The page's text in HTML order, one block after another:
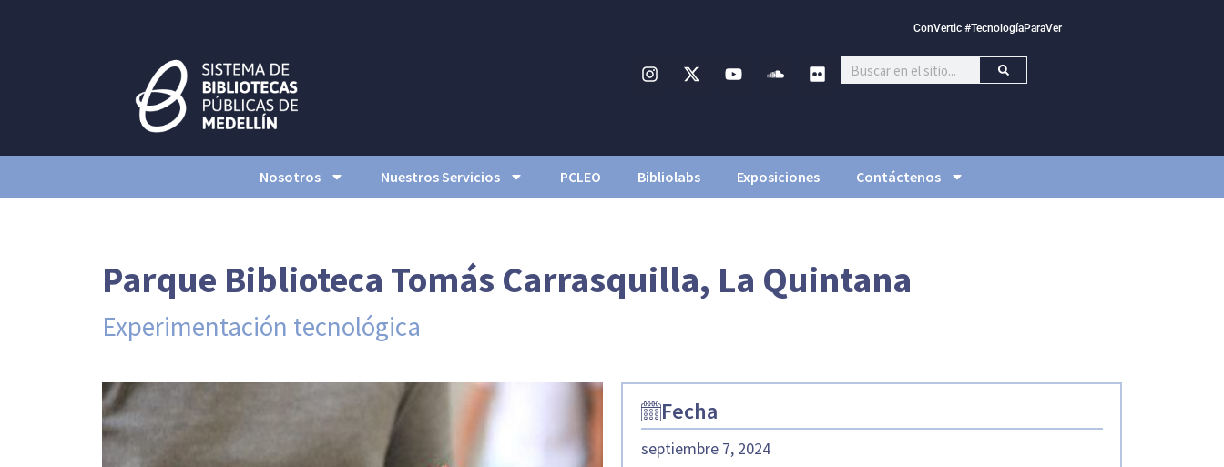
ConVertic #TecnologíaParaVer
Nosotros Nuestros Servicios PCLEO Bibliolabs Exposiciones Contáctenos
Parque Biblioteca Tomás Carrasquilla, La Quintana
Experimentación tecnológica
Fecha
septiembre 7, 2024